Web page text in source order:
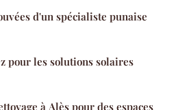
d'un spécialiste punaise
pour les solutions solaires
à Alès pour des espaces